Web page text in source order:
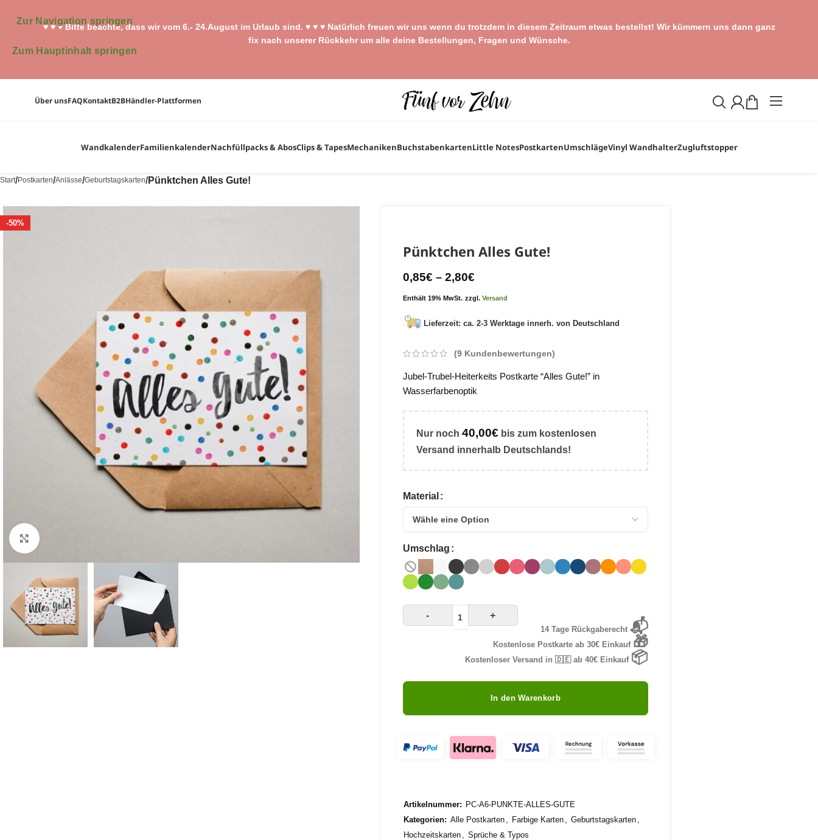
Zur Navigation springen
Zum Hauptinhalt springen
♥ ♥ ♥ Bitte beachte, dass wir vom 6.- 24.August im Urlaub sind. ♥ ♥ ♥ Natürlich freuen wir uns wenn du trotzdem in diesem Zeitraum etwas bestellst! Wir kümmern uns dann ganz
fix nach unserer Rückkehr um alle deine Bestellungen, Fragen und Wünsche.
Über unsFAQKontaktB2BHändler-Plattformen
WandkalenderFamilienkalenderNachfüllpacks & AbosClips & TapesMechanikenBuchstabenkartenLittle NotesPostkartenUmschlägeVinyl WandhalterZugluftstopper
Start/Postkarten/Anlässe/Geburtstagskarten/Pünktchen Alles Gute!
-50%
Pünktchen Alles Gute!
0,85€ – 2,80€
Enthält 19% MwSt. zzgl. Versand
Lieferzeit: ca. 2-3 Werktage innerh. von Deutschland
(9Kundenbewertungen)
Jubel-Trubel-Heiterkeits Postkarte “Alles Gute!” in
Wasserfarbenoptik
Nur noch 40,00€ bis zum kostenlosen
Versand innerhalb Deutschlands!
Material
Umschlag
- +
14 Tage Rückgaberecht 📬
Kostenlose Postkarte ab 30€ Einkauf 🎁
Kostenloser Versand in 🇩🇪 ab 40€ Einkauf 📦
In den Warenkorb
Artikelnummer: PC-A6-PUNKTE-ALLES-GUTE
Kategorien: Alle Postkarten Farbige Karten Geburtstagskarten
Hochzeitskarten
Sprüche & Typos